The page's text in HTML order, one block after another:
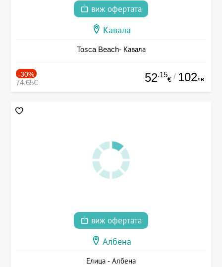
виж офертата
Кавала
Tosca Beach- Кавала
-30%
74.65€ 52.15
€ / 102лв.
виж офертата
Албена
Елица - Албена